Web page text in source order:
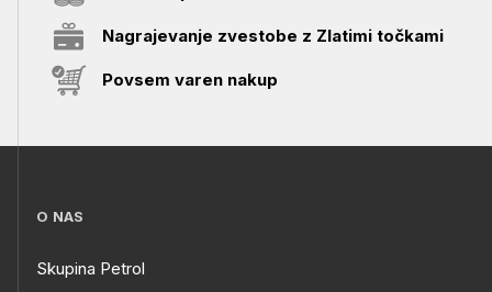
Nagrajevanje zvestobe z Zlatimi točkami
Povsem varen nakup
O NAS
Skupina Petrol